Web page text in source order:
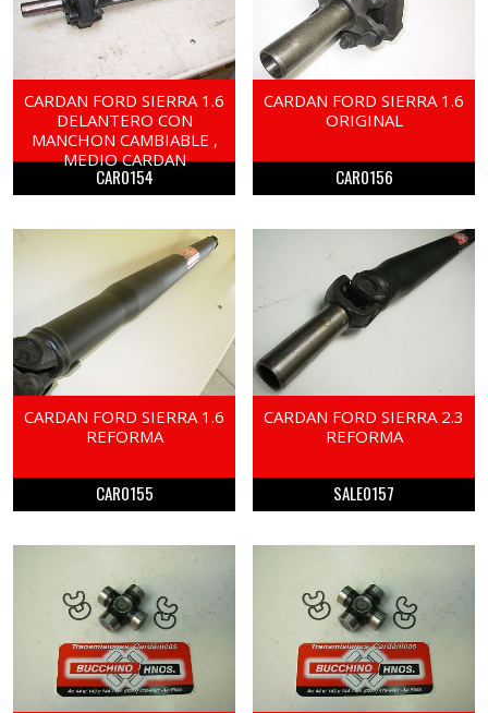
CARDAN FORD SIERRA 1.6
DELANTERO CON
MANCHON CAMBIABLE ,
MEDIO CARDAN
CAR0154
CARDAN FORD SIERRA 1.6
ORIGINAL
CAR0156
CARDAN FORD SIERRA 1.6
REFORMA
CAR0155
CARDAN FORD SIERRA 2.3
REFORMA
SALE0157